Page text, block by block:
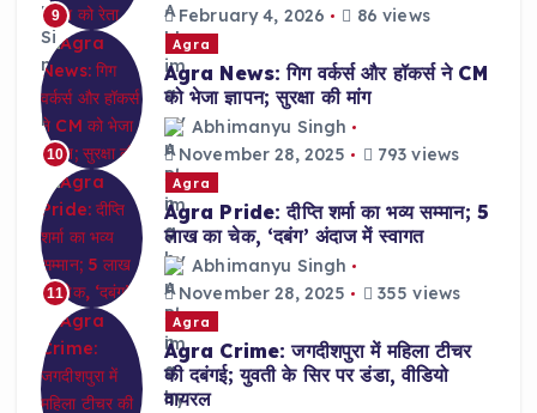
9
February 4, 2026
86 views
10
Agra
Agra News: गिग वर्कर्स और हॉकर्स ने CM
को भेजा ज्ञापन; सुरक्षा की मांग
Abhimanyu Singh
November 28, 2025
793 views
11
Agra
Agra Pride: दीप्ति शर्मा का भव्य सम्मान; 5
लाख का चेक, ‘दबंग’ अंदाज में स्वागत
Abhimanyu Singh
November 28, 2025
355 views
Agra
Agra Crime: जगदीशपुरा में महिला टीचर
की दबंगई; युवती के सिर पर डंडा, वीडियो
वायरल